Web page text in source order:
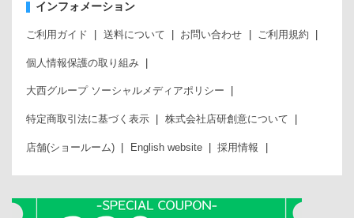
インフォメーション
ご利用ガイド 送料について お問い合わせ ご利用規約
個人情報保護の取り組み
大西グループ ソーシャルメディアポリシー
特定商取引法に基づく表示 株式会社店研創意について
店舗(ショールーム) English website 採用情報